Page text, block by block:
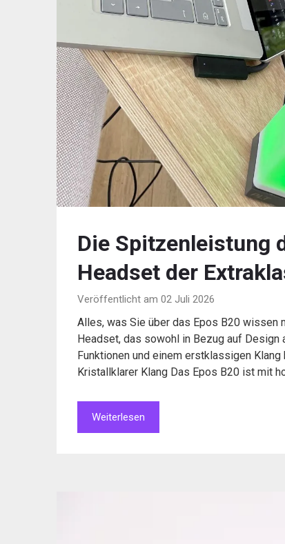
Die Spitzenleistung
Headset der
Veröffentlicht am 02 Juli 2026
Alles, was Sie über das Epos B20 wissen
Headset, das sowohl in Bezug auf
Funktionen und einem erstklassigen
Kristallklarer Klang Das Epos B20 ist mit
Weiterlesen